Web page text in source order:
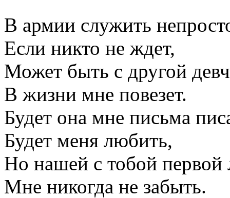
В армии служить
Если никто не ждет,
Может быть с другой
В жизни мне повезет.
Будет она мне письма
Будет меня любить,
Но нашей с тобой
Мне никогда не забыть.